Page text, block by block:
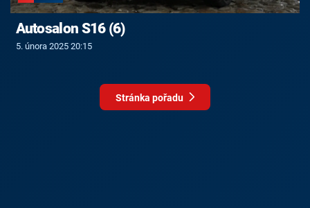
Autosalon S16 (6)
5. února 2025 20:15
Stránka pořadu